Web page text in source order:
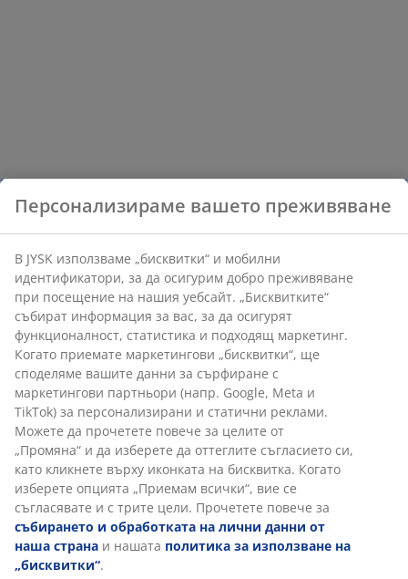
Персонализираме вашето преживяване
В JYSK използваме „бисквитки“ и мобилни
идентификатори, за да осигурим добро преживяване
при посещение на нашия уебсайт. „Бисквитките“
събират информация за вас, за да осигурят
функционалност, статистика и подходящ маркетинг.
Когато приемате маркетингови „бисквитки“, ще
споделяме вашите данни за сърфиране с
маркетингови партньори (напр. Google, Meta и
TikTok) за персонализирани и статични реклами.
Можете да прочетете повече за целите от
„Промяна“ и да изберете да оттеглите съгласието си,
като кликнете върху иконката на бисквитка. Когато
изберете опцията „Приемам всички“, вие се
съгласявате и с трите цели. Прочетете повече за
събирането и обработката на лични данни от
наша страна и нашата политика за използване на
„бисквитки“.